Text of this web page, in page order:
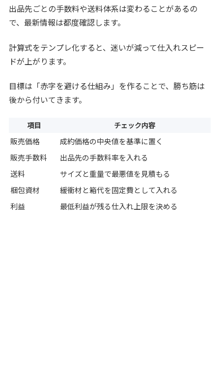
出品先ごとの手数料や送料体系は変わることがあるの
で、最新情報は都度確認します。
計算式をテンプレ化すると、迷いが減って仕入れスピー
ドが上がります。
目標は「赤字を避ける仕組み」を作ることで、勝ち筋は
後から付いてきます。
項目 チェック内容
販売価格
成約価格の中央値を基準に置く
販売手数料
出品先の手数料率を入れる
送料
サイズと重量で最悪値を見積もる
梱包資材
緩衝材と箱代を固定費として入れる
利益
最低利益が残る仕入れ上限を決める